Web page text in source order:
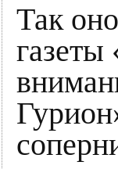
Так
газеты